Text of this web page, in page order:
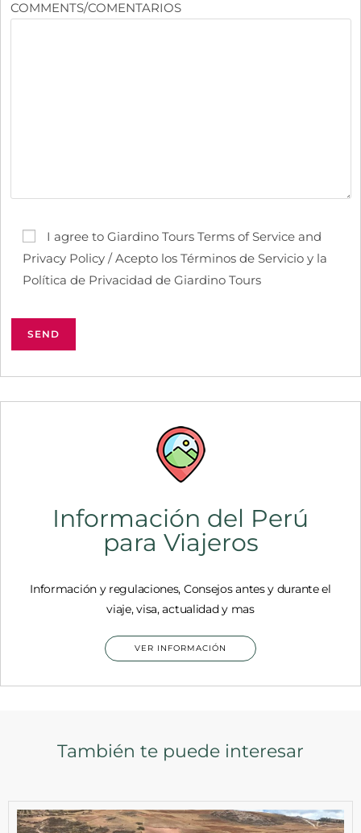
COMMENTS/COMENTARIOS
I agree to Giardino Tours Terms of Service and
Privacy Policy / Acepto los Términos de Servicio y la
Política de Privacidad de Giardino Tours
Información del Perú
para Viajeros
Información y regulaciones, Consejos antes y durante el
viaje, visa, actualidad y mas
VER INFORMACIÓN
También te puede interesar